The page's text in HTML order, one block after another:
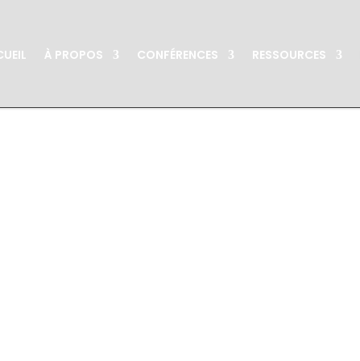
À PROPOS CONFÉRENCES RESSOURCES